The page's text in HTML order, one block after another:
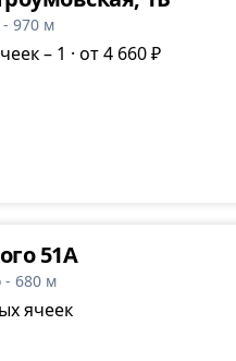
970 м
– 1 · от 4 660 ₽
51А
- 680 м
ячеек